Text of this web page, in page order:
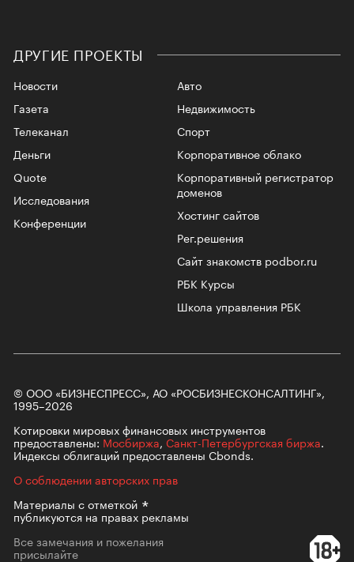
ДРУГИЕ ПРОЕКТЫ
Новости
Газета
Телеканал
Авто
Недвижимость
Спорт
Корпоративное облако
Корпоративный регистратор
доменов
Хостинг сайтов
Рег.решения
Сайт знакомств podbor.ru
РБК Курсы
Школа управления РБК
Деньги
Quote
Исследования
Конференции
© ООО «БИЗНЕСПРЕСС», АО «РОСБИЗНЕСКОНСАЛТИНГ»,
1995–2026
Котировки мировых финансовых инструментов
предоставлены: Мосбиржа, Санкт-Петербургская биржа.
Индексы облигаций предоставлены Cbonds.
О соблюдении авторских прав
Материалы сотметкой
публикуются на правах рекламы
Все замечания и пожелания
присылайте